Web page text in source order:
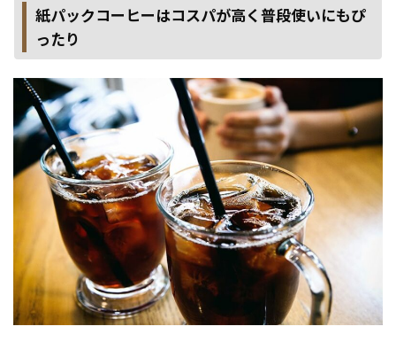
紙パックコーヒーはコスパが高く普段使いにもぴ
ったり